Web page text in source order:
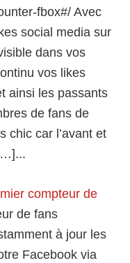
fbox#/ Avec
social media sur
dans vos
vos likes
ainsi les passants
de fans de
chic car l’avant et
compteur de
de fans
à jour les
Facebook via